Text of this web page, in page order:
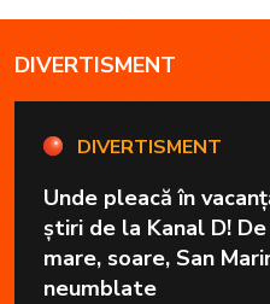
DIVERTISMENT
DIVERTISMENT
Unde pleacă în
știri de la Kanal D!
mare, soare, San
neumblate